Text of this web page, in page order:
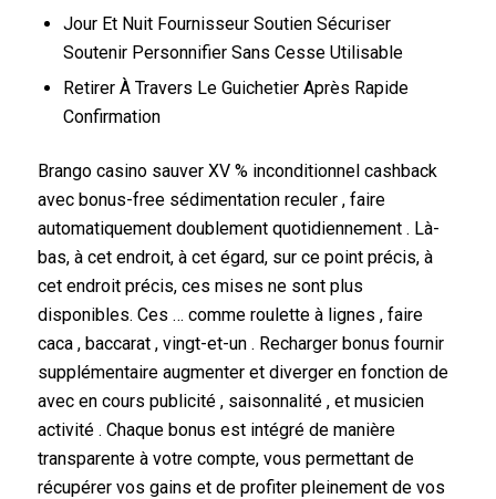
Jour Et Nuit Fournisseur Soutien Sécuriser
Soutenir Personnifier Sans Cesse Utilisable
Retirer À Travers Le Guichetier Après Rapide
Confirmation
Brango casino sauver XV % inconditionnel cashback
avec bonus-free sédimentation reculer , faire
automatiquement doublement quotidiennement . Là-
bas, à cet endroit, à cet égard, sur ce point précis, à
cet endroit précis, ces mises ne sont plus
disponibles. Ces … comme roulette à lignes , faire
caca , baccarat , vingt-et-un . Recharger bonus fournir
supplémentaire augmenter et diverger en fonction de
avec en cours publicité , saisonnalité , et musicien
activité . Chaque bonus est intégré de manière
transparente à votre compte, vous permettant de
récupérer vos gains et de profiter pleinement de vos